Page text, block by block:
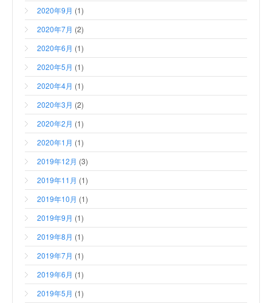
2020年9月 (1)
2020年7月 (2)
2020年6月 (1)
2020年5月 (1)
2020年4月 (1)
2020年3月 (2)
2020年2月 (1)
2020年1月 (1)
2019年12月 (3)
2019年11月 (1)
2019年10月 (1)
2019年9月 (1)
2019年8月 (1)
2019年7月 (1)
2019年6月 (1)
2019年5月 (1)